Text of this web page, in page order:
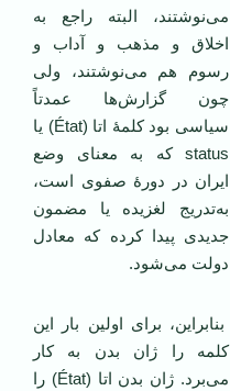
می‌نوشتند، البته راجع به
اخلاق و مذهب و آداب ‌و
رسوم هم می‌نوشتند، ولی
چون گزارش‌ها عمدتاً
سیاسی بود کلمۀ اتا (État) یا
status که به معنای وضع
ایران در دورۀ صفوی است،
به‌تدریج لغزیده یا مضمون
جدیدی پیدا کرده که معادل
دولت می‌شود.
بنابراین، برای اولین بار این
کلمه را ژان بدن به کار
می‌برد. ژان بدن اتا (État) را